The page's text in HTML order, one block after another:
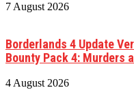
7 August 2026
Borderlands 4 Update
Bounty Pack 4: Murders
4 August 2026